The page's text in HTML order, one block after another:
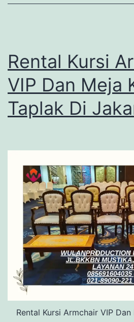
Rental Kursi
VIP Dan Meja
Taplak Di
Rental Kursi Armchair VIP